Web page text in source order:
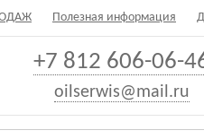
Полезная информация
+7 812 606-06-
oilserwis@mail.ru